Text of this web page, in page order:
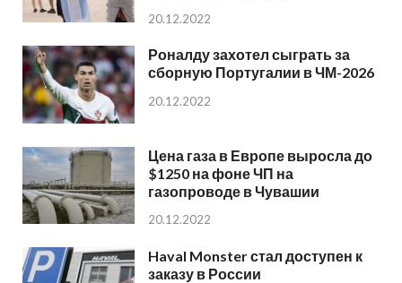
20.12.2022
Роналду захотел сыграть за
сборную Португалии в ЧМ-2026
20.12.2022
Цена газа в Европе выросла до
$1250 на фоне ЧП на
газопроводе в Чувашии
20.12.2022
Haval Monster стал доступен к
заказу в России